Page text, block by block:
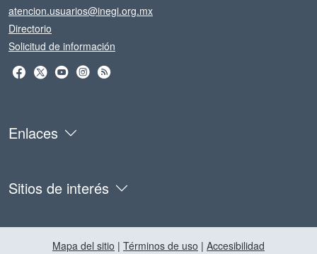
atencion.usuarios@inegi.org.mx
Directorio
Solicitud de información
Enlaces
Sitios de interés
Mapa del sitio | Términos de uso | Accesibilidad